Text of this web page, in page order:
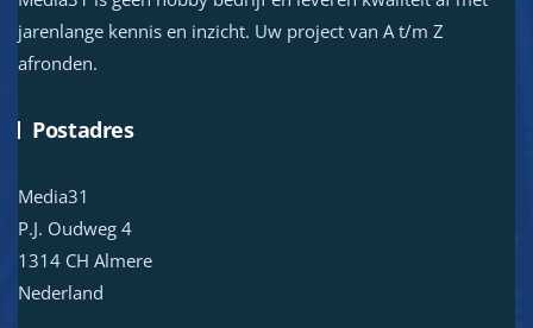
jarenlange kennis en inzicht. Uw project van A t/m Z
afronden.
Postadres
Media31
P.J. Oudweg 4
1314 CH Almere
Nederland